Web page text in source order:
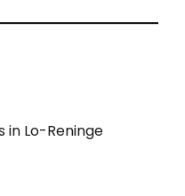
in Lo-Reninge